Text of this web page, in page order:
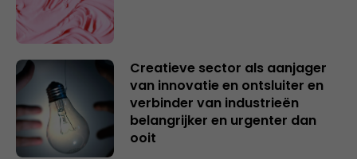
Creatieve sector als aanjager
van innovatie en ontsluiter en
verbinder van industrieën
belangrijker en urgenter dan
ooit